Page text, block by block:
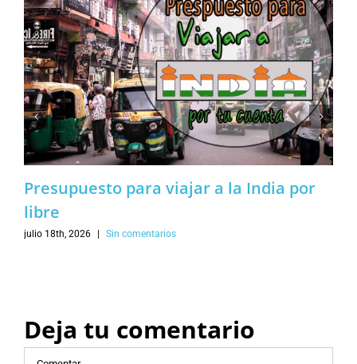
Presupuesto para viajar a la India por
libre
julio 18th, 2026 | Sin comentarios
Deja tu comentario